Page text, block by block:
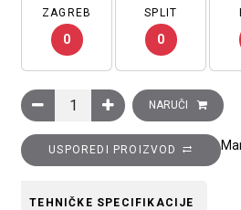
ZAGREB
0
SPLIT
0
Odvodnik prenapona, 3P+N,
NARUČI
USPOREDI PROIZVOD
TEHNIČKE SPECIFIKACIJE